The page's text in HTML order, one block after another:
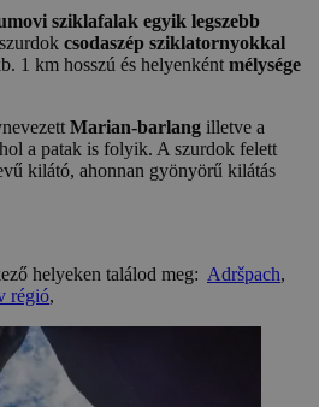
sziklafalak egyik legszebb
csodaszép sziklatornyokkal
1 km hosszú és helyenként mélysége
Marian-barlang illetve a
a patak is folyik. A szurdok felett
kilátó, ahonnan gyönyörű kilátás
helyeken találod meg: Adršpach,
régió,